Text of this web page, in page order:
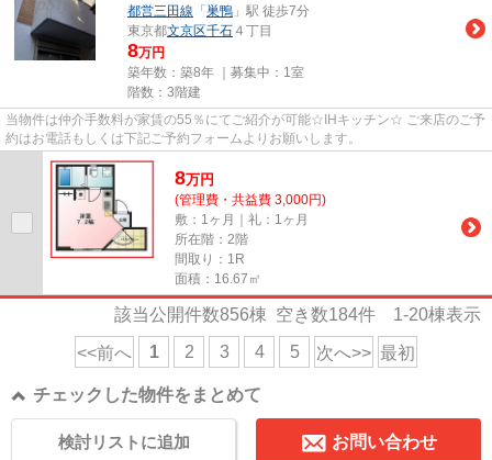
都営三田線 「 巣鴨 」駅 徒歩7分
東京都文京区千石 ４丁目
8万円
築年数：築8年 ｜募集中： 1室
階数：3階建
当物件は仲介手数料が家賃の55％にてご紹介が可能☆IHキッチン☆ ご来店のご予
約はお電話もしくは下記ご予約フォームよりお願いします。
8万円
(管理費・共益費 3,000円)
敷：1ヶ月｜礼：1ヶ月
所在階：2階
間取り：1R
面積：16.67㎡
該当公開件数856棟 空き数184件 1-20棟表示
<<前へ 1 2 3 4 5 次へ>> 最初
チェックした物件をまとめて
お問い合わせ
検討リストに追加